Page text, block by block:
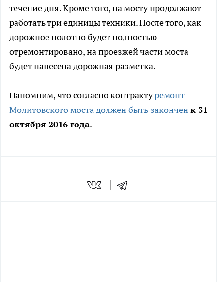
течение дня. Кроме того, на мосту продолжают
работать три единицы техники. После того, как
дорожное полотно будет полностью
отремонтировано, на проезжей части моста
будет нанесена дорожная разметка.
Напомним, что согласно контрактуремонт
Молитовского моста должен быть законченк 31
октября 2016 года.